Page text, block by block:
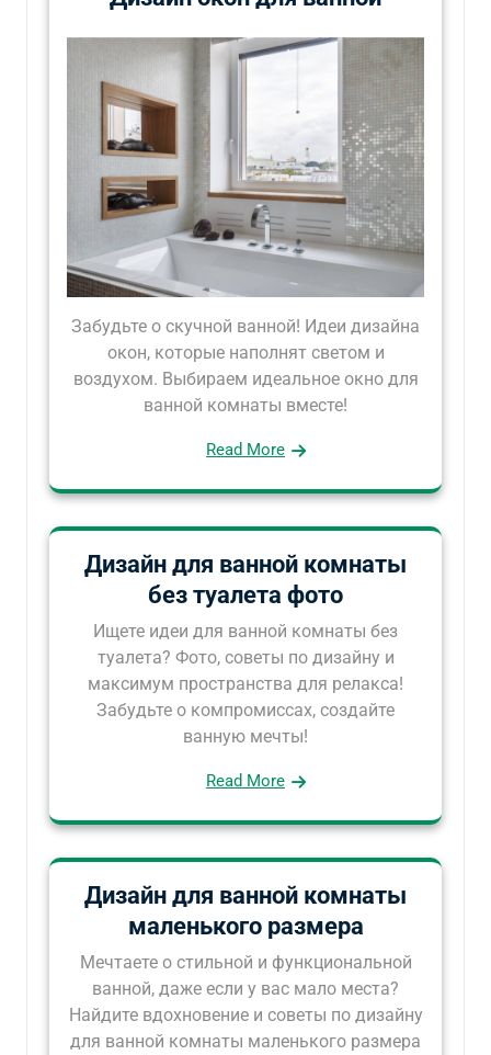
Забудьте о скучной ванной! Идеи дизайна
окон, которые наполнят светом и
воздухом. Выбираем идеальное окно для
ванной комнаты вместе!
Read More
Дизайн для ванной комнаты
без туалета фото
Ищете идеи для ванной комнаты без
туалета? Фото, советы по дизайну и
максимум пространства для релакса!
Забудьте о компромиссах, создайте
ванную мечты!
Read More
Дизайн для ванной комнаты
маленького размера
Мечтаете о стильной и функциональной
ванной, даже если у вас мало места?
Найдите вдохновение и советы по дизайну
для ванной комнаты маленького размера